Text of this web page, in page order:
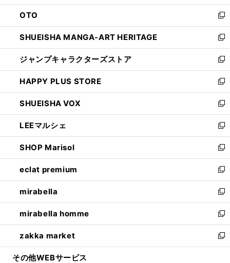
ウ
で
開
く
ン
ド
ウ
で
開
く
OTO
新
し
い
ウ
ィ
ン
ド
ウ
で
開
く
SHUEISHA MANGA-ART HERITAGE
新
し
い
ウ
ィ
ン
ド
ウ
で
開
く
ジャンプキャラクターズストア
新
し
い
ウ
ィ
ン
ド
ウ
で
開
く
HAPPY PLUS STORE
新
し
い
ウ
ィ
ン
ド
ウ
で
開
く
SHUEISHA VOX
新
し
い
ウ
ィ
ン
ド
ウ
で
開
く
LEEマルシェ
新
し
い
ウ
ィ
ン
ド
ウ
で
開
く
SHOP Marisol
新
し
い
ウ
ィ
ン
ド
ウ
で
開
eclat premium
新
し
い
ウ
ィ
ン
ド
ウ
mirabella
新
し
い
ウ
ィ
ン
mirabella homme
新
し
い
ウ
zakka market
新
し
その他WEBサービス